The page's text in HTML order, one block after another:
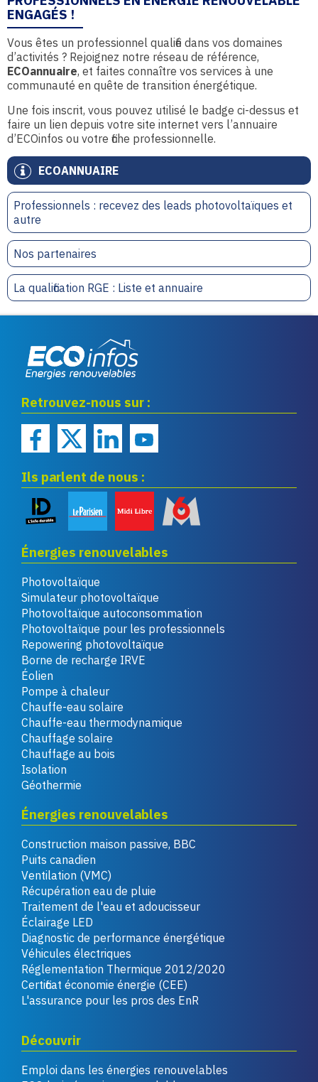
ECOANNUAIRE
Professionnels : recevez des leads photovoltaïques et
autre
Nos partenaires
La qualification RGE : Liste et annuaire
ENGAGÉS !
Vous êtes un professionnel qualifié dans vos domaines
d’activités ? Rejoignez notre réseau de référence,
ECOannuaire, et faites connaître vos services à une
communauté en quête de transition énergétique.
Une fois inscrit, vous pouvez utilisé le badge ci-dessus et
faire un lien depuis votre site internet vers l’annuaire
d’ECOinfos ou votre fiche professionnelle.
renouvelables
Retrouvez-nous sur :
Ils parlent de nous :
Énergies renouvelables
Photovoltaïque
Simulateur photovoltaïque
Photovoltaïque autoconsommation
Photovoltaïque pour les professionnels
Repowering photovoltaïque
Borne de recharge IRVE
Éolien
Pompe à chaleur
Chauffe-eau solaire
Chauffe-eau thermodynamique
Chauffage solaire
Chauffage au bois
Isolation
Géothermie
Énergies renouvelables
Construction maison passive, BBC
Puits canadien
Ventilation (VMC)
Récupération eau de pluie
Traitement de l'eau et adoucisseur
Éclairage LED
Diagnostic de performance énergétique
Véhicules électriques
Réglementation Thermique 2012/2020
Certificat économie énergie (CEE)
L'assurance pour les pros des EnR
Découvrir
Emploi dans les énergies renouvelables